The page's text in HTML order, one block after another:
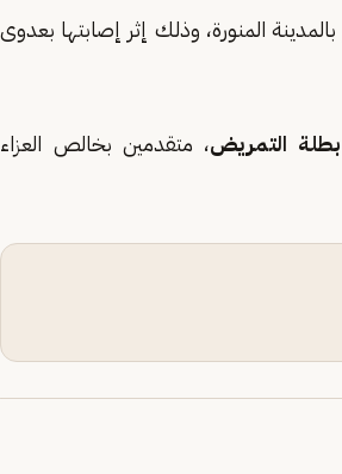
بالمدينة المنورة، وذلك إثر إصابتها بعدوى
بطلة التمريض، متقدمين بخالص العزاء